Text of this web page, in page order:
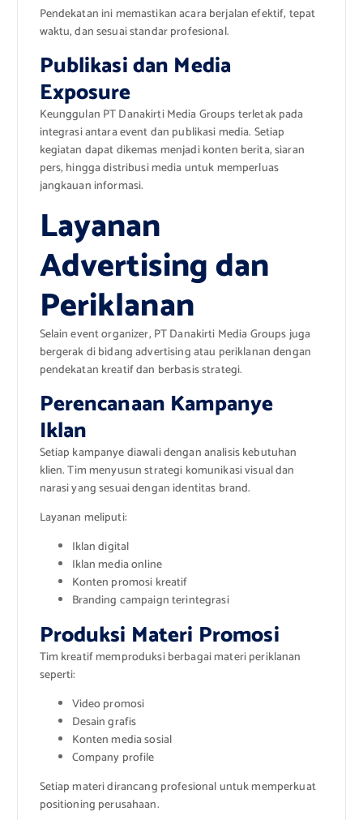
Pendekatan ini memastikan acara berjalan efektif, tepat
waktu, dan sesuai standar profesional.
Publikasi dan Media
Exposure
Keunggulan PT Danakirti Media Groups terletak pada
integrasi antara event dan publikasi media. Setiap
kegiatan dapat dikemas menjadi konten berita, siaran
pers, hingga distribusi media untuk memperluas
jangkauan informasi.
Layanan
Advertising dan
Periklanan
Selain event organizer, PT Danakirti Media Groups juga
bergerak di bidang advertising atau periklanan dengan
pendekatan kreatif dan berbasis strategi.
Perencanaan Kampanye
Iklan
Setiap kampanye diawali dengan analisis kebutuhan
klien. Tim menyusun strategi komunikasi visual dan
narasi yang sesuai dengan identitas brand.
Layanan meliputi:
Iklan digital
Iklan media online
Konten promosi kreatif
Branding campaign terintegrasi
Produksi Materi Promosi
Tim kreatif memproduksi berbagai materi periklanan
seperti:
Video promosi
Desain grafis
Konten media sosial
Company profile
Setiap materi dirancang profesional untuk memperkuat
positioning perusahaan.